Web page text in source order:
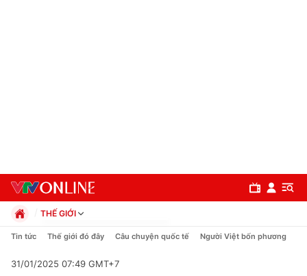
THẾ GIỚI
Chính trị
Pháp luật
Tin tức Thế giới đó đây Câu chuyện quốc tế Người Việt bốn phương
31/01/2025 07:49 GMT+7